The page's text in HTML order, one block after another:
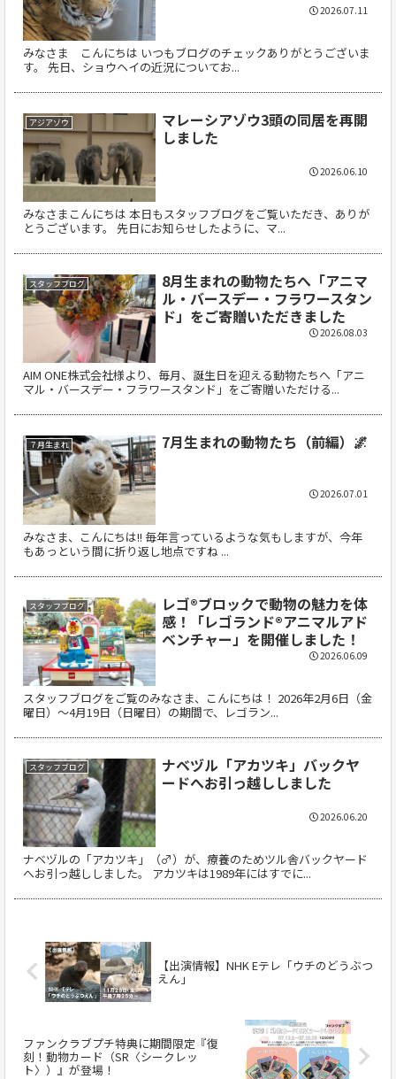
みなさま こんにちは いつもブログのチェックありがとうございま
す。 先日、ショウヘイの近況についてお...
2026.07.11
アジアゾウ
マレーシアゾウ3頭の同居を再開
しました
みなさまこんにちは 本日もスタッフブログをご覧いただき、ありが
とうございます。 先日にお知らせしたように、マ...
2026.06.10
スタッフブログ
8月生まれの動物たちへ「アニマ
ル・バースデー・フラワースタン
ド」をご寄贈いただきました
AIM ONE株式会社様より、毎月、誕生日を迎える動物たちへ「アニ
マル・バースデー・フラワースタンド」をご寄贈いただける...
2026.08.03
７月生まれ 7月生まれの動物たち（前編）🌌
みなさま、こんにちは!! 毎年言っているような気もしますが、今年
もあっという間に折り返し地点ですね ...
2026.07.01
スタッフブログ
レゴ®ブロックで動物の魅力を体
感！「レゴランド®アニマルアド
ベンチャー」を開催しました！
スタッフブログをご覧のみなさま、こんにちは！ 2026年2月6日（金
曜日）〜4月19日（日曜日）の期間で、レゴラン...
2026.06.09
スタッフブログ
ナベヅル「アカツキ」バックヤ
ードへお引っ越ししました
ナベヅルの「アカツキ」（♂）が、療養のためツル舎バックヤード
へお引っ越ししました。 アカツキは1989年にはすでに...
2026.06.20
【出演情報】NHK Eテレ「ウチのどうぶつ
えん」
ファンクラブプチ特典に期間限定『復
刻！動物カード（SR〈シークレッ
ト〉）』が登場！